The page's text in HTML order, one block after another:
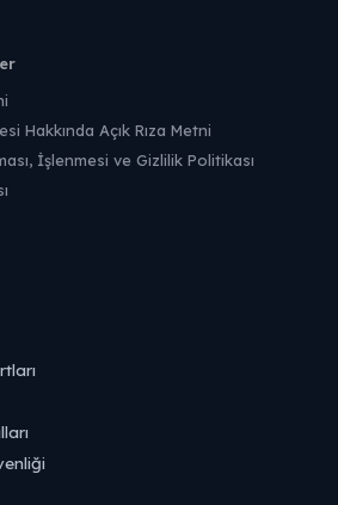
Hakkında Açık Rıza Metni
İşlenmesi ve Gizlilik Politikası